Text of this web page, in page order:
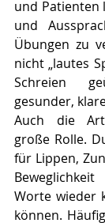
und Patienten
und
Übungen zu
nicht „lautes
Schreien
gesunder,
Auch die
große Rolle.
für Lippen,
Worte wieder
können.